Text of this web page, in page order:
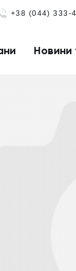
+38 (044) 333-
Новини